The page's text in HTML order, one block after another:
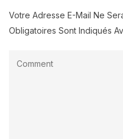
Votre Adresse E-Mail Ne
Obligatoires Sont Indiqués